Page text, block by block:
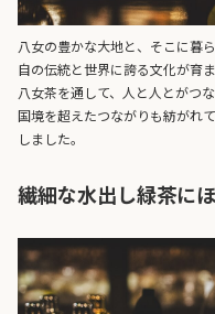
八女の豊かな大地と、そこに暮
自の伝統と世界に誇る文化が育
八女茶を通して、人と人とがつ
国境を超えたつながりも紡がれ
しました。
繊細な水出し緑茶に